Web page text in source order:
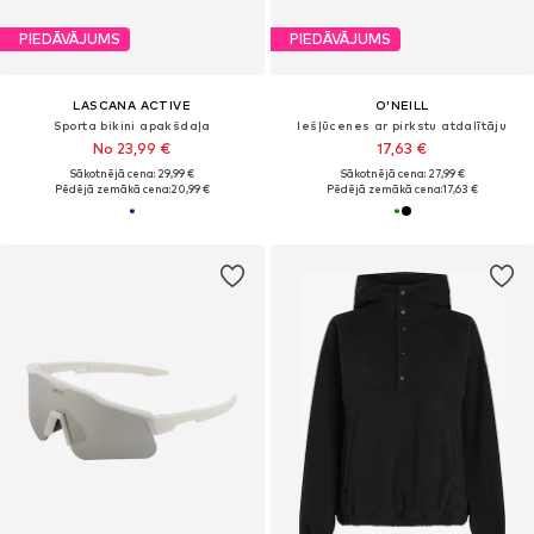
PIEDĀVĀJUMS
LASCANA ACTIVE
Sporta bikini apakšdaļa
No 23,99 €
Sākotnējā cena: 29,99 €
Pēdējā zemākā cena:20,99 €
PIEDĀVĀJUMS
O'NEILL
Iešļūcenes ar pirkstu atdalītāju
17,63 €
Sākotnējā cena: 27,99 €
Pēdējā zemākā cena:17,63 €